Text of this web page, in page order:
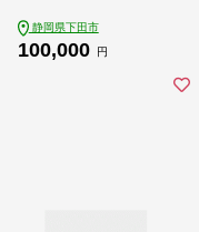
ドア スポーツ 海 アク
ティビティ マリンス
静岡県下田市
100,000 円